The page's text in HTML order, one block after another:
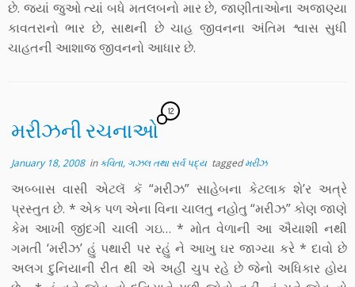
છે. જ્યાં જુઓ ત્યાં બધે મતલબનો માર છે, જાણીતાઓના અજાણ્યા
કાવતરાનો ભાર છે, સાથની છે ચાહ જીવનના અંતિમ શ્વાસ સુધી
ચાહતની આશાજ જીવનનો આધાર છે.
મરીઝની રચનાઓ
12
January 18, 2008inકવિતા, ગઝલ તથા સર્વ પદ્ય taggedમરીઝ
અબ્બાસ વાસી એટલૅ કૅ “મરીઝ” સાહેબના કેટલાક શે’ર અત્રે
પ્રસ્તુત છે. * એક પળ એના વિના ચાલતુ નહોતુ “મરીઝ” કોણ જાણે
કેમ આખી જીંદગી ચાલી ગઇ… * મોત વેળાની આ ઐયાશી નથી
ગમતી ‘મરીઝ’ હું પથારી પર રહું ને આખુ ઘર જાગ્યા કરે * દાવો છે
અલગ દુનિયાની રીત થી એ અહીં ચુપ રહે છે જેનો અધિકાર હોય